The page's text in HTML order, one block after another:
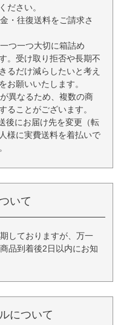
ださい。
・往復送料をご請求さ
つ一つ大切に箱詰め
。受け取り拒否や長期不
るだけ減らしたいと考え
お願いいたします。
異なるため、複数の商
ることがございます。
後にお届け先を変更（転
様に実費送料を着払いで
いて
しておりますが、万一
品到着後2日以内にお知
について